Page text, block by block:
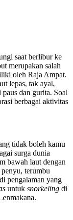
saat berlibur ke
merupakan salah
oleh Raja Ampat.
lepas, tak ayal,
dan gurita. Soal
berbagai aktivitas
tidak boleh kamu
surga dunia
bawah laut dengan
terumbu
pengalaman yang
untuk snorkeling di